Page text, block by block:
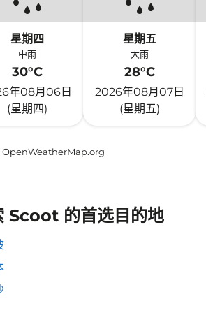
星期四
中雨
30°C
年08月06日
(星期四)
星期五
大雨
28°C
2026年08月07日
(星期五)
OpenWeatherMap.org
Scoot 的首选目的地